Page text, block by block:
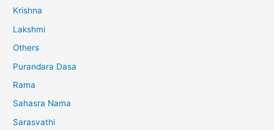
Krishna
Lakshmi
Others
Purandara Dasa
Rama
Sahasra Nama
Sarasvathi